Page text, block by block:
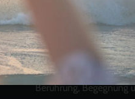
Der Teil von dir, der
Vielleicht geht es gar
verstehen
Manchmal braucht es
Berührung, Begegnung